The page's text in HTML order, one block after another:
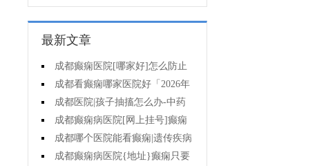
最新文章
成都癫痫医院[哪家好]怎么防止
癫痫发作?
成都看癫痫哪家医院好「2026年
度公布」生活中容易被忽视的癫痫
诱因有哪些?
成都医院|孩子抽搐怎么办-中药
治疗癫痫可以治好吗?
成都癫痫病医院[网上挂号]癫痫
的日常护理要点有哪些?
成都哪个医院能看癫痫|遗传疾病
中有癫痫吗?
成都癫痫病医院{地址}癫痫只要